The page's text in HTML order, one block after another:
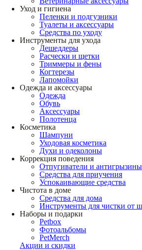
Уход и гигиена
Пеленки и подгузники
Туалеты и аксессуары
Средства по уходу
Инструменты для ухода
Дешеддеры
Расчески и щетки
Триммеры и фены
Когтерезы
Лапомойки
Одежда и аксессуары
Одежда
Обувь
Аксессуары
Полотенца
Косметика
Шампуни
Уходовая косметика
Духи и одеколоны
Коррекция поведения
Отпугиватели и антигрызины
Средства для приучения
Успокаивающие средства
Чистота в доме
Средства для дома
Инструменты для чистки от
Наборы и подарки
Petbox
Фотоальбомы
PetMerch
Акции и скидки